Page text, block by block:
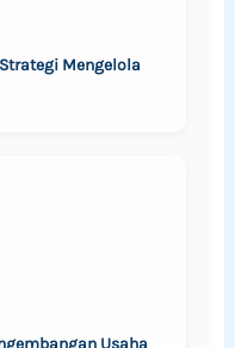
Mengelola
Usaha